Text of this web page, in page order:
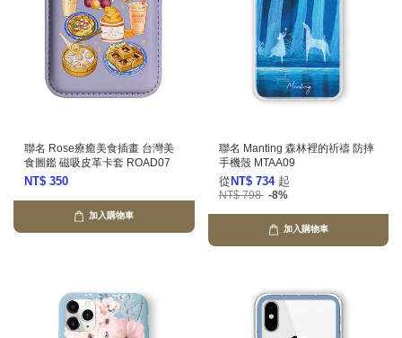
聯名 Rose療癒美食插畫 台灣美
食圖鑑 磁吸皮革卡套 ROAD07
NT$ 350
加入購物車
聯名 Manting 森林裡的祈禱 防摔
手機殼 MTAA09
從 NT$ 734 起
NT$ 798 -8%
加入購物車